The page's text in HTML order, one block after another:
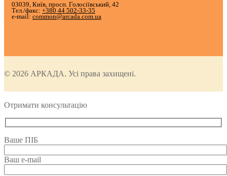
03039, Київ, просп. Голосіївський, 42
Тел./факс: +380 44 502-33-35
e-mail: common@arcada.com.ua
© 2026 АРКАДА. Усі права захищені.
Отримати консультацію
Ваше ПІБ
Ваш e-mail